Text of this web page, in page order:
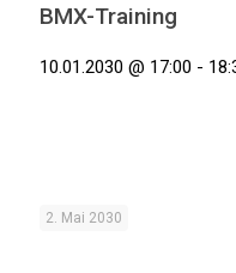
BMX-Training
10.01.2030 @ 17:00 -
2. Mai 2030